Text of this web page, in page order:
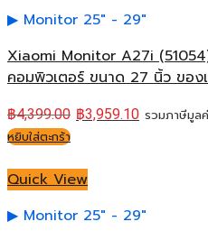
Monitor 25" - 29"
Xiaomi Monitor A27i
คอมพิวเตอร์ ขนาด 27 นิ้ว ขอ
฿4,399.00 ฿3,959.10 รวมภาษีมูล
หยิบใส่ตะกร้า
Quick View
Monitor 25" - 29"